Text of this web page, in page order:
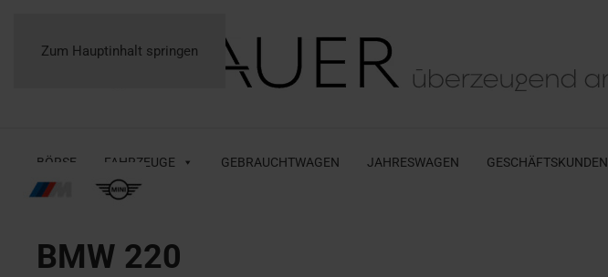
Zum Hauptinhalt springen
BÖRSE FAHRZEUGE GEBRAUCHTWAGEN JAHRESWAGEN GESCHÄFTSKUNDEN
BMW 220